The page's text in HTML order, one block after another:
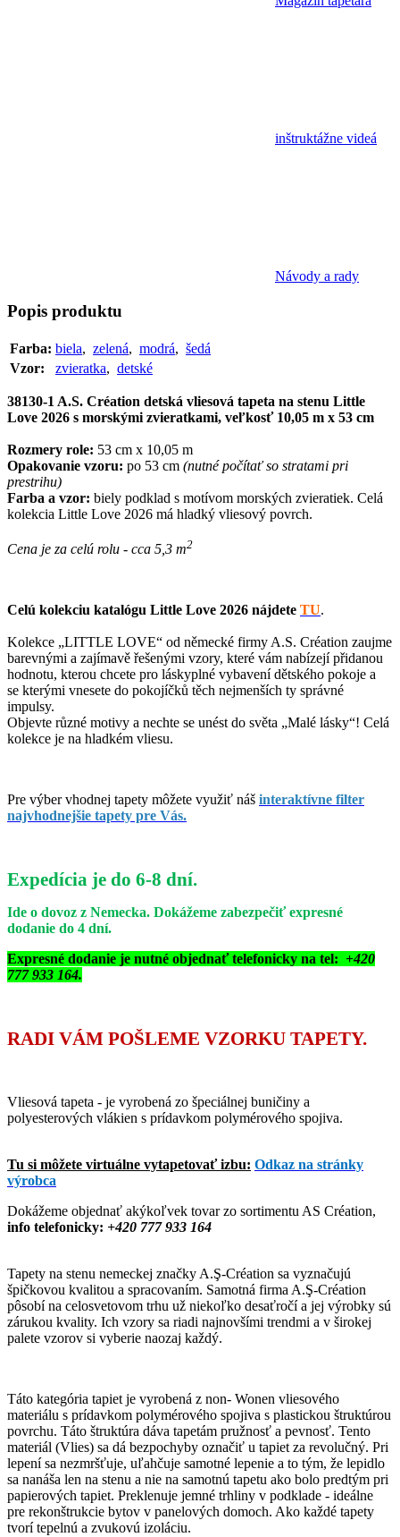
inštruktážne videá
Návody a rady
Popis produktu
Farba: biela, zelená, modrá, šedá
Vzor:
zvieratka, detské
38130-1 A.S. Création detská vliesová tapeta na stenu Little
Love 2026 s morskými zvieratkami, veľkosť 10,05 m x 53 cm
Rozmery role: 53 cm x 10,05 m
Opakovanie vzoru: po 53 cm (nutné počítať so stratami pri
prestrihu)
Farba a vzor: biely podklad s motívom morských zvieratiek. Celá
kolekcia Little Love 2026 má hladký vliesový povrch.
Cena je za celú rolu - cca 5,3 m2
Celú kolekciu katalógu Little Love 2026 nájdete TU.
Kolekce „LITTLE LOVE“ od německé firmy A.S. Création zaujme
barevnými a zajímavě řešenými vzory, které vám nabízejí přidanou
hodnotu, kterou chcete pro láskyplné vybavení dětského pokoje a
se kterými vnesete do pokojíčků těch nejmenších ty správné
impulsy.
Objevte různé motivy a nechte se unést do světa „Malé lásky“! Celá
kolekce je na hladkém vliesu.
Pre výber vhodnej tapety môžete využiť náš interaktívne filter
najvhodnejšie tapety pre Vás.
Expedícia je do 6-8 dní.
Ide o dovoz z Nemecka. Dokážeme zabezpečiť expresné
dodanie do 4 dní.
Expresné dodanie je nutné objednať telefonicky na tel: +420
777 933 164.
RADI VÁM POŠLEME VZORKU TAPETY.
Vliesová tapeta - je vyrobená zo špeciálnej buničiny a
polyesterových vlákien s prídavkom polymérového spojiva.
Tu si môžete virtuálne vytapetovať izbu: Odkaz na stránky
výrobca
Dokážeme objednať akýkoľvek tovar zo sortimentu AS Création,
info telefonicky: +420 777 933 164
Tapety na stenu nemeckej značky A.Ş-Création sa vyznačujú
špičkovou kvalitou a spracovaním. Samotná firma A.Ş-Création
pôsobí na celosvetovom trhu už niekoľko desaťročí a jej výrobky sú
zárukou kvality. Ich vzory sa riadi najnovšími trendmi a v širokej
palete vzorov si vyberie naozaj každý.
Táto kategória tapiet je vyrobená z non- Wonen vliesového
materiálu s prídavkom polymérového spojiva s plastickou štruktúrou
povrchu. Táto štruktúra dáva tapetám pružnosť a pevnosť. Tento
materiál (Vlies) sa dá bezpochyby označiť u tapiet za revolučný. Pri
lepení sa nezmršťuje, uľahčuje samotné lepenie a to tým, že lepidlo
sa nanáša len na stenu a nie na samotnú tapetu ako bolo predtým pri
papierových tapiet. Preklenuje jemné trhliny v podklade - ideálne
pre rekonštrukcie bytov v panelových domoch. Ako každé tapety
tvorí tepelnú a zvukovú izoláciu.